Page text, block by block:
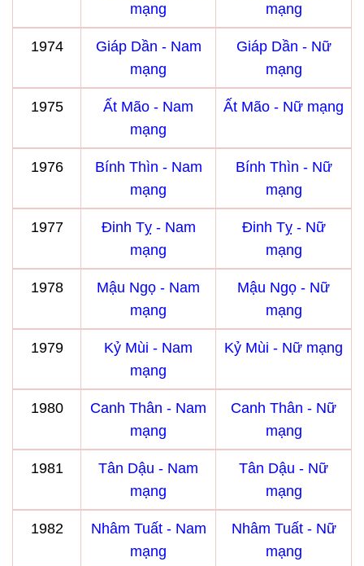
mạng
mạng
1974
Giáp Dần - Nam
mạng
Giáp Dần - Nữ
mạng
1975
Ất Mão - Nam
mạng
Ất Mão - Nữ mạng
1976
Bính Thìn - Nam
mạng
Bính Thìn - Nữ
mạng
1977
Đinh Tỵ - Nam
mạng
Đinh Tỵ - Nữ
mạng
1978
Mậu Ngọ - Nam
mạng
Mậu Ngọ - Nữ
mạng
1979
Kỷ Mùi - Nam
mạng
Kỷ Mùi - Nữ mạng
1980
Canh Thân - Nam
mạng
Canh Thân - Nữ
mạng
1981
Tân Dậu - Nam
mạng
Tân Dậu - Nữ
mạng
1982
Nhâm Tuất - Nam
mạng
Nhâm Tuất - Nữ
mạng